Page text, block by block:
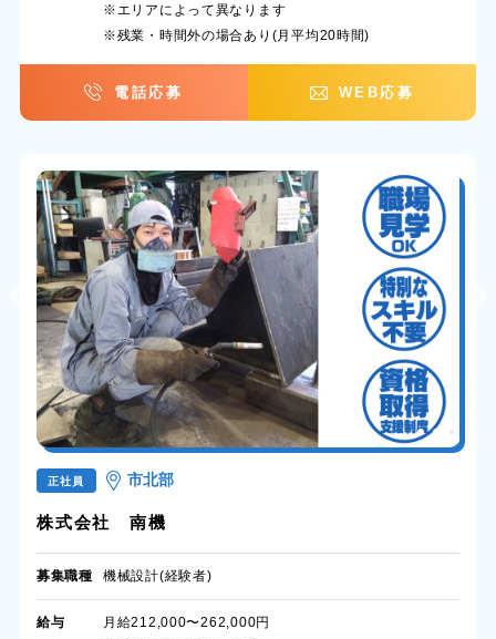
※エリアによって異なります
※残業・時間外の場合あり(月平均20時間)
電話応募 WEB応募
正社員 市北部
株式会社 南機
募集職種 機械設計(経験者)
給与
月給212,000〜262,000円